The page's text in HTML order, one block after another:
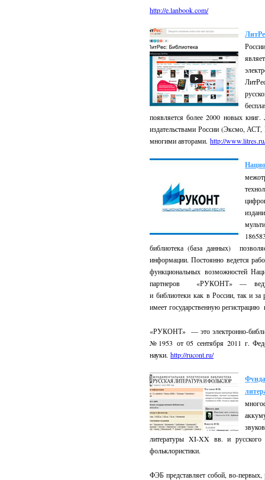
http://e.lanbook.com/
появляется более 2000 новых
издательствами России (Эксмо,
многими авторами.http://
библиотека (база данных)
информации. Постоянно ведется
функциональных возможностей
партнеров «РУКОНТ» —
и библиотеки как в России, так и
имеет государственную
«РУКОНТ» — это электронно-
№1953 от 05 сентября 2011 г.
науки.http://rucont.ru/
литературы XI-XX вв. и
фольклористики.
ФЭБ представляет собой, во-первых,